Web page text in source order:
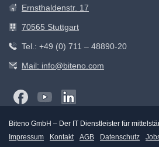
Ernsthaldenstr. 17
70565 Stuttgart
Tel.: +49 (0) 711 – 48890-20
Mail: info@biteno.com
Biteno GmbH – Der IT Dienstleister für
Impressum
Kontakt AGB Datenschutz